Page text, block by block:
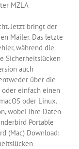
MZLA
Jetzt bringt der
Mailer. Das letzte
während die
Sicherheitslücken
auch
über die
einfach einen
oder Linux.
wobei Ihre Daten
Portable
(Mac) Download: